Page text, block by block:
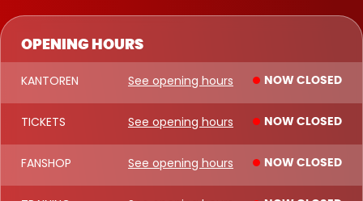
OPENING HOURS
KANTOREN See opening hours NOW CLOSED
TICKETS See opening hours NOW CLOSED
FANSHOP See opening hours NOW CLOSED